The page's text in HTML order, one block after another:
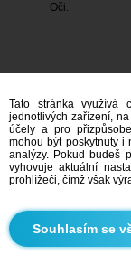
Oči:
Vyhledávání
Tato stránka využívá
jednotlivých zařízení,
účely a pro
mohou být poskytnuty i
analýzy. Pokud budeš
vyhovuje aktuální
prohlížeči, čímž však